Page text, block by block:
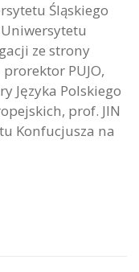
Śląskiego
ze strony
PUJO,
Języka Polskiego
prof. JlN
Konfucjusza na